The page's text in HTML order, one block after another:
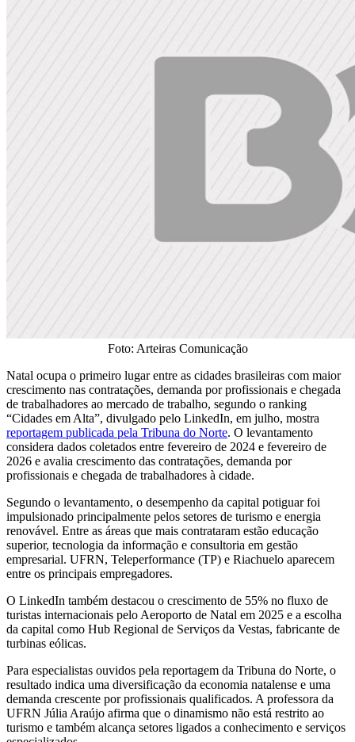
Foto: Arteiras Comunicação
Natal ocupa o primeiro lugar entre as cidades brasileiras com maior
crescimento nas contratações, demanda por profissionais e chegada
de trabalhadores ao mercado de trabalho, segundo o ranking
“Cidades em Alta”, divulgado pelo LinkedIn, em julho, mostra
reportagem publicada pela Tribuna do Norte. O levantamento
considera dados coletados entre fevereiro de 2024 e fevereiro de
2026 e avalia crescimento das contratações, demanda por
profissionais e chegada de trabalhadores à cidade.
Segundo o levantamento, o desempenho da capital potiguar foi
impulsionado principalmente pelos setores de turismo e energia
renovável. Entre as áreas que mais contrataram estão educação
superior, tecnologia da informação e consultoria em gestão
empresarial. UFRN, Teleperformance (TP) e Riachuelo aparecem
entre os principais empregadores.
O LinkedIn também destacou o crescimento de 55% no fluxo de
turistas internacionais pelo Aeroporto de Natal em 2025 e a escolha
da capital como Hub Regional de Serviços da Vestas, fabricante de
turbinas eólicas.
Para especialistas ouvidos pela reportagem da Tribuna do Norte, o
resultado indica uma diversificação da economia natalense e uma
demanda crescente por profissionais qualificados. A professora da
UFRN Júlia Araújo afirma que o dinamismo não está restrito ao
turismo e também alcança setores ligados a conhecimento e serviços